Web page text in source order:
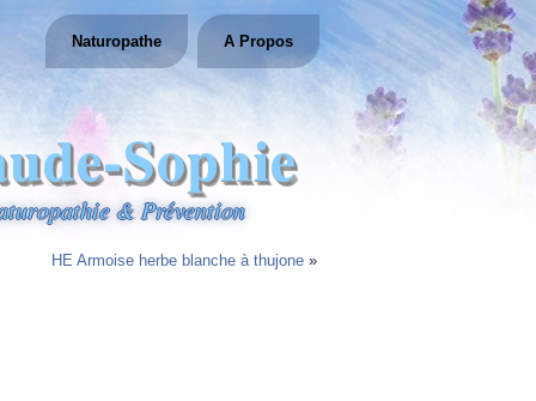
Sophie
& Prévention
Naturopathe A Propos
HE Armoise herbe blanche à thujone »